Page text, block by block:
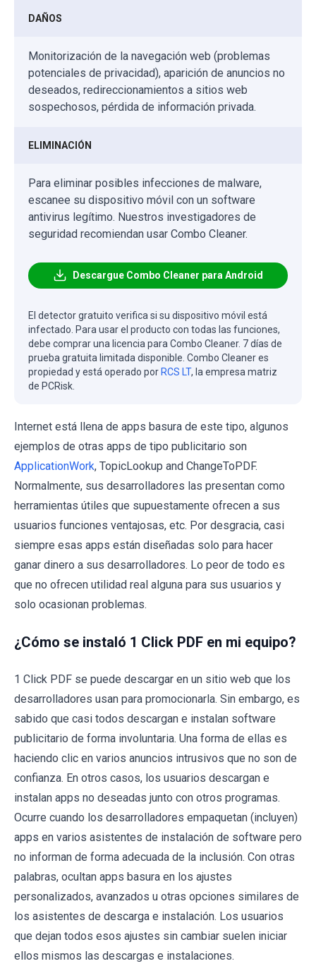
DAÑOS
Monitorización de la navegación web (problemas
potenciales de privacidad), aparición de anuncios no
deseados, redireccionamientos a sitios web
sospechosos, pérdida de información privada.
ELIMINACIÓN
Para eliminar posibles infecciones de malware,
escanee su dispositivo móvil con un software
antivirus legítimo. Nuestros investigadores de
seguridad recomiendan usar Combo Cleaner.
Descargue Combo Cleaner para Android
El detector gratuito verifica si su dispositivo móvil está
infectado. Para usar el producto con todas las funciones,
debe comprar una licencia para Combo Cleaner. 7 días de
prueba gratuita limitada disponible. Combo Cleaner es
propiedad y está operado por RCS LT, la empresa matriz
de PCRisk.
Internet está llena de apps basura de este tipo, algunos
ejemplos de otras apps de tipo publicitario son
ApplicationWork, TopicLookup and ChangeToPDF.
Normalmente, sus desarrolladores las presentan como
herramientas útiles que supuestamente ofrecen a sus
usuarios funciones ventajosas, etc. Por desgracia, casi
siempre esas apps están diseñadas solo para hacer
ganar dinero a sus desarrolladores. Lo peor de todo es
que no ofrecen utilidad real alguna para sus usuarios y
solo ocasionan problemas.
¿Cómo se instaló 1 Click PDF en mi equipo?
1 Click PDF se puede descargar en un sitio web que los
desarrolladores usan para promocionarla. Sin embargo, es
sabido que casi todos descargan e instalan software
publicitario de forma involuntaria. Una forma de ellas es
haciendo clic en varios anuncios intrusivos que no son de
confianza. En otros casos, los usuarios descargan e
instalan apps no deseadas junto con otros programas.
Ocurre cuando los desarrolladores empaquetan (incluyen)
apps en varios asistentes de instalación de software pero
no informan de forma adecuada de la inclusión. Con otras
palabras, ocultan apps basura en los ajustes
personalizados, avanzados u otras opciones similares de
los asistentes de descarga e instalación. Los usuarios
que dejan todos esos ajustes sin cambiar suelen iniciar
ellos mismos las descargas e instalaciones.